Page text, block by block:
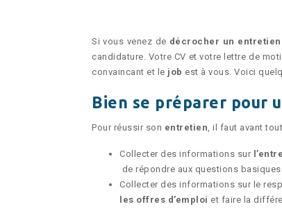
Si vous venez de décrocher un entretien
candidature. Votre CV et votre lettre de
convaincant et le job est à vous. Voici
Bien se préparer pour
Pour réussir son entretien, il faut avant
Collecter des informations sur
de répondre aux questions
Collecter des informations sur le
les offres d’emploi et faire la